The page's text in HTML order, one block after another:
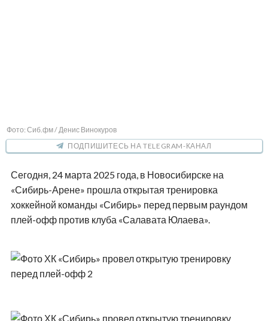
Фото: Сиб.фм / Денис Винокуров
ПОДПИШИТЕСЬ НА TELEGRAM-КАНАЛ
Сегодня, 24 марта 2025 года, в Новосибирске на
«Сибирь-Арене» прошла открытая тренировка
хоккейной команды «Сибирь» перед первым раундом
плей-офф против клуба «Салавата Юлаева».